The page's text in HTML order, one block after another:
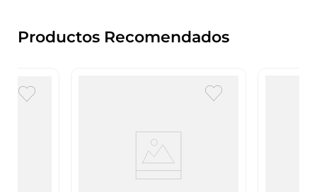
Productos Recomendados